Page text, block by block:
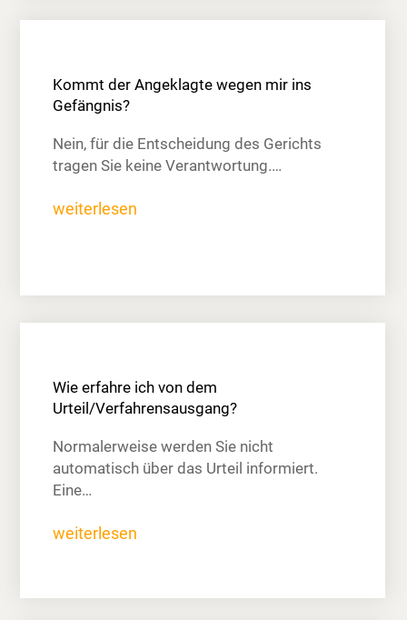
Kommt der Angeklagte wegen mir ins
Gefängnis?
Nein, für die Entscheidung des Gerichts
tragen Sie keine Verantwortung.…
weiterlesen
Wie erfahre ich von dem
Urteil/Verfahrensausgang?
Normalerweise werden Sie nicht
automatisch über das Urteil informiert.
Eine…
weiterlesen